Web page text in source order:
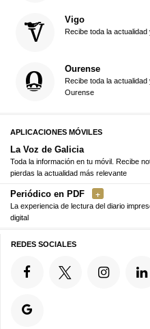
Vigo
Recibe toda la
Ourense
Recibe toda la
Ourense
APLICACIONES MÓVILES
La Voz de Galicia
Toda la información en tu móvil. Recibe
pierdas la actualidad más relevante
Periódico en PDF
La experiencia de lectura del diario
digital
REDES SOCIALES